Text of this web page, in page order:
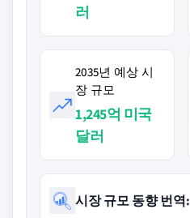
러
2035년 예상 시
장 규모
1,245억 미국
달러
시장 규모 동향 번역: